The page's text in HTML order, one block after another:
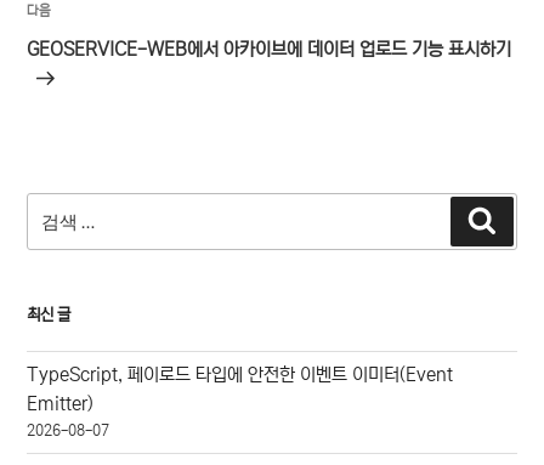
다
음
다음
GEOSERVICE-WEB에서 아카이브에 데이터 업로드 기능 표시하기
색:
색
최신 글
TypeScript, 페이로드 타입에 안전한 이벤트 이미터(Event
Emitter)
2026-08-07